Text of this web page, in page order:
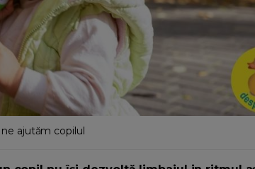
ajutăm copilul